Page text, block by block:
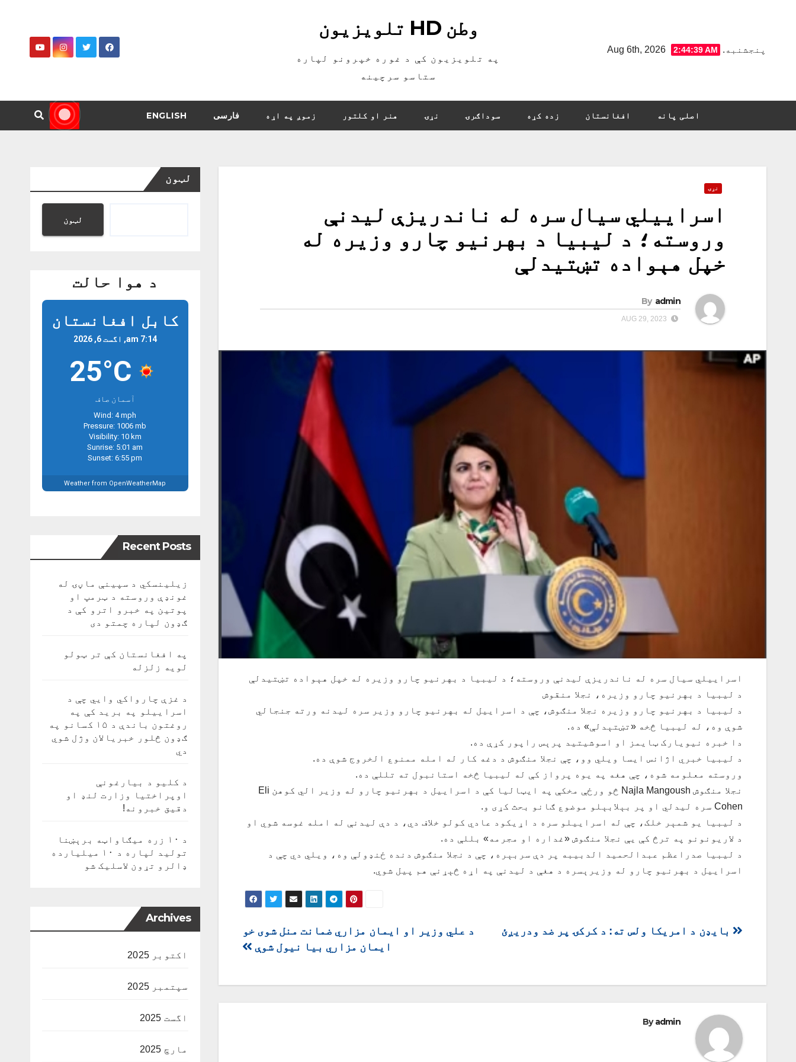
پنجشنبه. Aug 6th, 2026 2:44:40 AM
وطن HD تلویزیون
په تلویزیون کې د غوره خپرونو لپاره
ستاسو سرچینه
اصلی پانه افغانستان زده کړه سوداګرۍ نړۍ هنر او کلتور زموږ په اړه فارسی ENGLISH
نړۍ
اسراییلي سیال سره له ناندریزې لیدنې
وروسته؛ د لیبیا د بهرنیو چارو وزیره له
خپل هېواده تښتیدلې
By admin
اسراییلي سیال سره له ناندریزې لیدنې وروسته؛ د لیبیا د بهرنیو چارو وزیره له خپل هېواده تښتیدلې
د لیبیا د بهرنیو چارو وزیره، نجلا منقوش
د ليبيا د بهرنيو چارو وزيره نجلا منګوش، چې د اسراییل له بهرنیو چارو وزیر سره لیدنه ورته جنجالي
شوې وه، له لیبیا څخه «تښتېدلې» ده.
دا خبره نیویارک ټایمز او اسوشیتید پرېس راپور کړې ده.
د لیبیا خبري اژانس ایسا ویلي وو، چې نجلا منګوش د دغه کار له امله ممنوع الخروج شوې ده.
وروسته معلومه شوه، چې هغه په یوه پرواز کې له لیبیا څخه استانبول ته تللې ده.
نجلا منګوش Najla Mangoush څو ورځې مخکې په ایټالیا کې د اسراییل د بهرنیو چارو له وزیر الي کوهن Eli
Cohen سره لیدلي او پر بېلابېلو موضوع ګانو بحث کړی و.
د لیبیا یو شمېر خلک، چې له اسراییلو سره د اړیکود عادي کولو خلاف دي، د دې لیدنې له امله غوسه شوي او
د لاریونونو په ترڅ کې یې نجلا منګوش «غداره او مجرمه» بللې ده.
د لیبیا صدراعظم عبدالحمید الدبیبه پر دې سربېره، چې د نجلا منګوش دنده ځنډولې وه، ویلي دي چې د
اسراییل د بهرنیو چارو له وزیرېسره د هغې د لیدنې په اړه څېړنې هم پیل شوي.
ليکنه
د علي وزير او ايمان مزاري ضمانت منل شوی خو
ايمان مزاري بيا نيول شوې
بایډن د امریکا ولس ته: د کرکۍ پر ضد ودریږئ
Byadmin
لټون
لټون
د هوا حالت
کابل افغانستان
7:14 am, اگست 6, 2026
25°C
آسمان صاف
Wind: 4 mph
Pressure: 1006 mb
Visibility: 10 km
Sunrise: 5:01 am
Sunset: 6:55 pm
Weather from OpenWeatherMap
Recent Posts
زیلینسکي د سپینې ماڼۍ له
غونډې وروسته د ټرمپ او
پوتین په خبرو اترو کې د
ګډون لپاره چمتو دی
په افغانستان کې تر ټولو
لویه زلزله
د غزې چارواکي وايي چې د
اسراییلو په برید کې په
روغتون باندې د ۱۵ کسانو په
ګډون څلور خبریالان وژل شوي
دي
د کلیو د بیارغونې
اوپراختیا وزارت لنډ او
دقیق خبرونه!
د ۱۰ زره میګاواټه برېښنا
تولید لپاره د ۱۰ میلیارده
ډالرو تړون لاسلیک شو
Archives
اکتوبر 2025
سپتمبر 2025
اگست 2025
مارچ 2025